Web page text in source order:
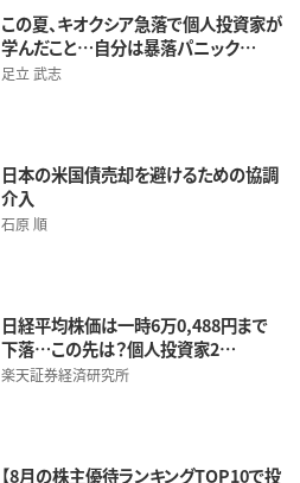
この夏、キオクシア急落で個人投資家が
学んだこと…自分は暴落パニック…
足立 武志
日本の米国債売却を避けるための協調
介入
石原 順
日経平均株価は一時6万0,488円まで
下落…この先は？個人投資家2…
楽天証券経済研究所
【8月の株主優待ランキングTOP10で投